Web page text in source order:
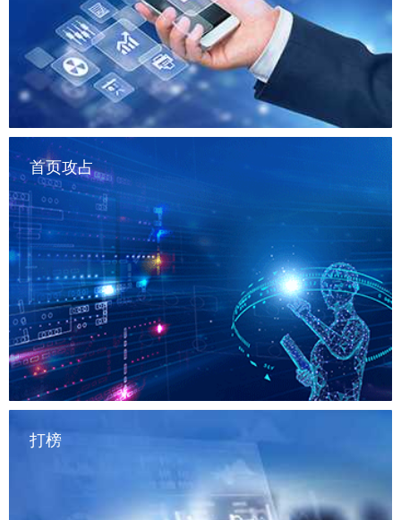
全渠道首页攻占(百度等搜素引擎、今日头条、抖音、快手、
知乎、小红书等）；信息基建（适合初创品牌或者品牌升级，
首页攻占
——————————
网站SEO(百度等搜索引擎权重提升，独立IP引流/关键词优
化）；自媒体账号优化（微信公众号、 小程序等）
打榜